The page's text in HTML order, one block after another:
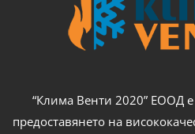
“Клима Венти 2020” ЕООД
предоставянето на